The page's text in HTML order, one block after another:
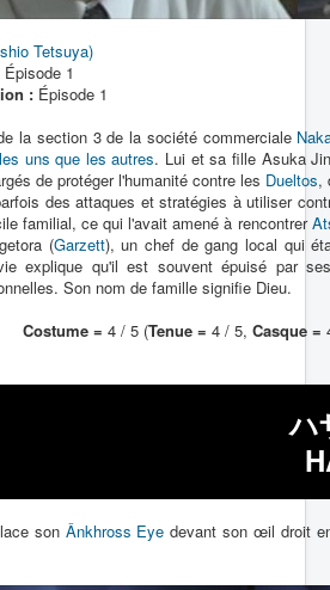
Tetsuya)
Épisode 1
: Épisode 1
la section 3 de la société commerciale
uns que les autres. Lui et sa fille Asuka
de protéger l'humanité contre les Dueltos,
des attaques et stratégies à utiliser
familial, ce qui l'avait amené à rencontrer
(Garzett), un chef de gang local qui
explique qu'il est souvent épuisé par
Son nom de famille signifie Dieu.
Costume = 4 / 5 (Tenue = 4 / 5, Casque =
ハ
son Ânkhross Eye devant son œil droit